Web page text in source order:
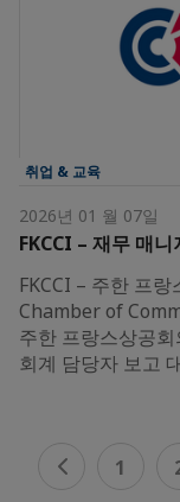
취업 & 교육
2026년 01 월 07일
FKCCI – 재무 매
FKCCI – 주한 프
Chamber of
주한 프랑스상공
회계 담당자 보고
1